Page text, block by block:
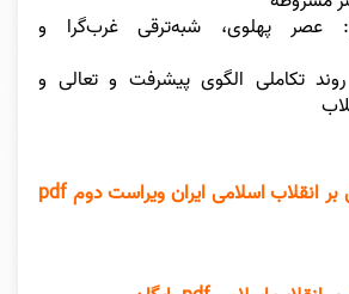
عصر پهلوی، شبه‌ترقی غرب‌گرا و
تکاملی الگوی پیشرفت و تعالی و
کتاب درآمدی تحلیلی بر انقلاب اسلامی ایران ویراست دوم pdf